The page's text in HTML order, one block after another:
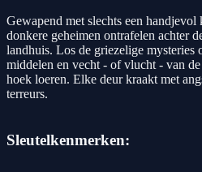
Gewapend met slechts een handjevol
donkere geheimen ontrafelen achter
landhuis. Los de griezelige mysteries
middelen en vecht - of vlucht - van
hoek loeren. Elke deur kraakt met
terreurs.
Sleutelkenmerken: